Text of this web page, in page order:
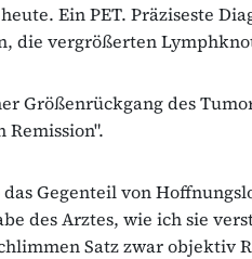
Ein PET. Präziseste
die vergrößerten
Größenrückgang des
das Gegenteil von
des Arztes, wie ich sie
Satz zwar objektiv